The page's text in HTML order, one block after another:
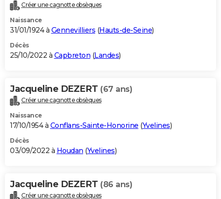
Créer une cagnotte obsèques
Naissance
31/01/1924 à Gennevilliers (Hauts-de-Seine)
Décès
25/10/2022 à Capbreton (Landes)
Jacqueline DEZERT (67 ans)
Créer une cagnotte obsèques
Naissance
17/10/1954 à Conflans-Sainte-Honorine (Yvelines)
Décès
03/09/2022 à Houdan (Yvelines)
Jacqueline DEZERT (86 ans)
Créer une cagnotte obsèques